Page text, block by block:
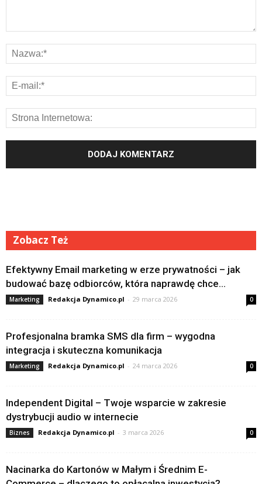
Zobacz Też
Efektywny Email marketing w erze prywatności – jak
budować bazę odbiorców, która naprawdę chce...
Marketing Redakcja Dynamico.pl - 29 marca 2026 0
Profesjonalna bramka SMS dla firm – wygodna
integracja i skuteczna komunikacja
Marketing Redakcja Dynamico.pl - 24 marca 2026 0
Independent Digital – Twoje wsparcie w zakresie
dystrybucji audio w internecie
Biznes Redakcja Dynamico.pl - 3 marca 2026 0
Nacinarka do Kartonów w Małym i Średnim E-